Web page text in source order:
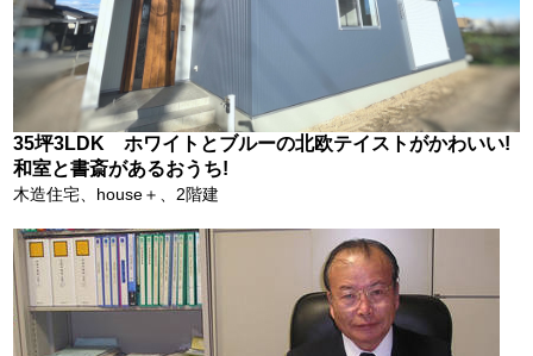
35坪3LDK ホワイトとブルーの北欧テイストがかわいい!
和室と書斎があるおうち!
木造住宅、house＋、2階建